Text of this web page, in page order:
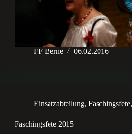
FF Berne 06.02.2016
Einsatzabteilung, Faschingsfete,
Faschingsfete 2015